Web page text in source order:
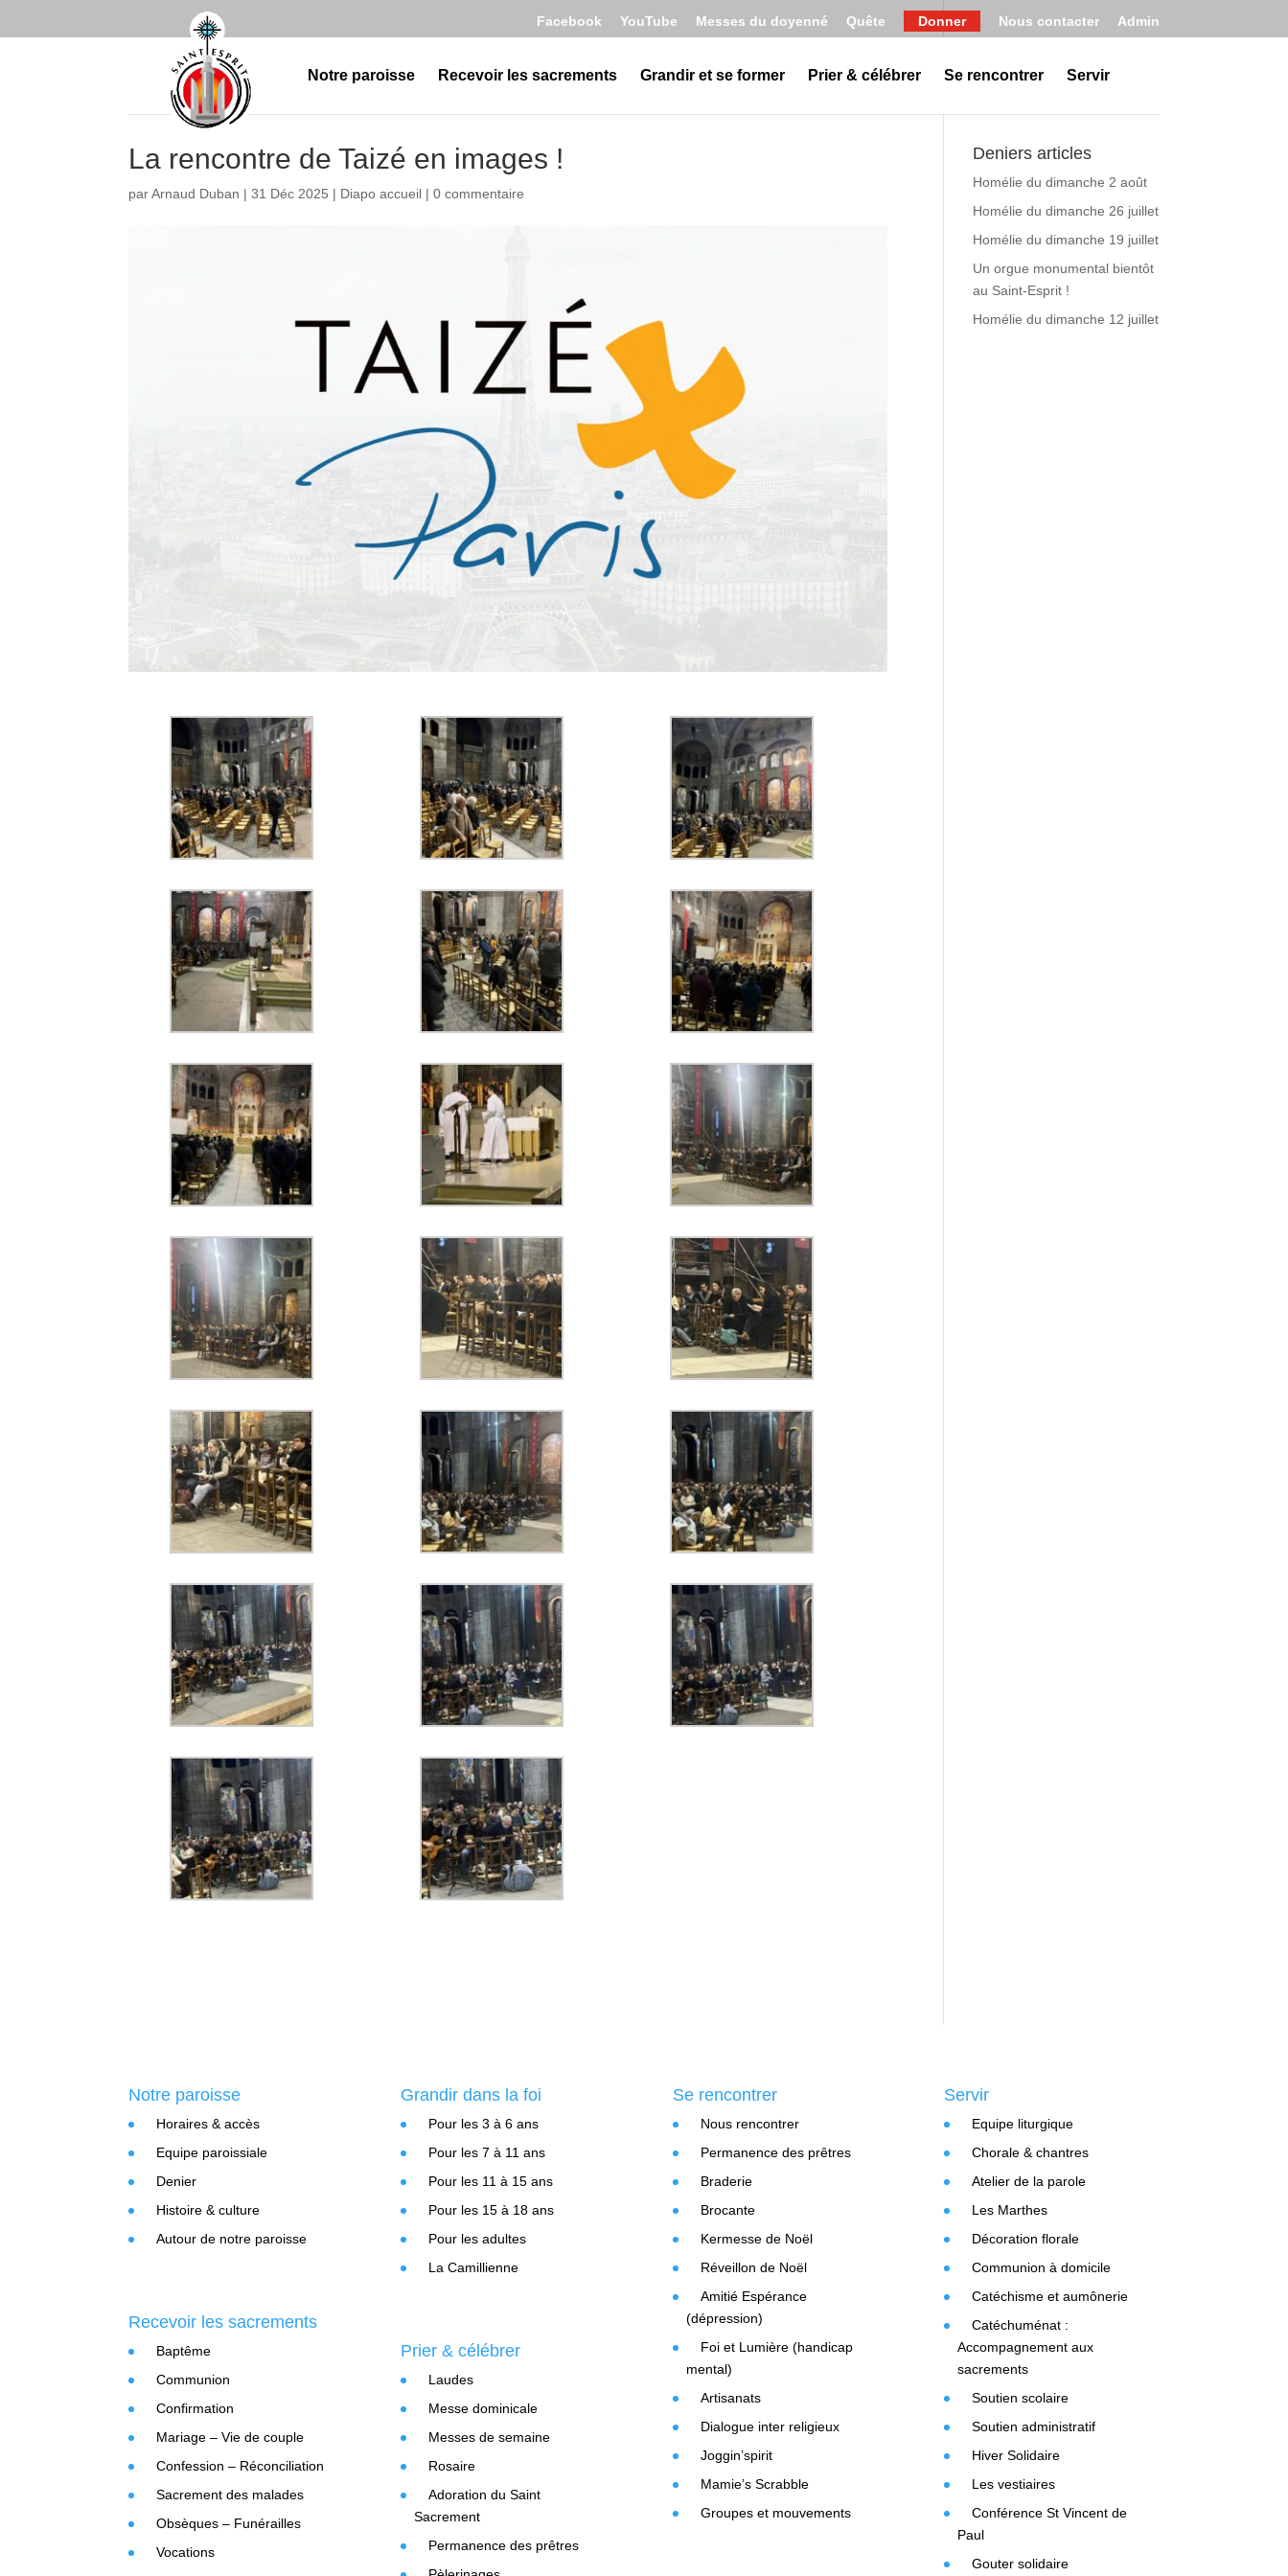
Facebook YouTube Messes du doyenné Quête Donner Nous contacter Admin
Notre paroisse Recevoir les sacrements Grandir et se former Prier & célébrer Se rencontrer Servir
La rencontre de Taizé en images !
parArnaud Duban |31 Déc 2025 | Diapo accueil |0 commentaire
Deniers articles
Homélie du dimanche 2 août
Homélie du dimanche 26 juillet
Homélie du dimanche 19 juillet
Un orgue monumental bientôt
au Saint-Esprit !
Homélie du dimanche 12 juillet
Notre paroisse
Horaires & accès
Equipe paroissiale
Denier
Histoire & culture
Autour de notre paroisse
Recevoir les sacrements
Baptême
Communion
Confirmation
Mariage – Vie de couple
Confession – Réconciliation
Sacrement des malades
Obsèques – Funérailles
Vocations
Grandir dans la foi
Pour les 3 à 6 ans
Pour les 7 à 11 ans
Pour les 11 à 15 ans
Pour les 15 à 18 ans
Pour les adultes
La Camillienne
Prier & célébrer
Laudes
Messe dominicale
Messes de semaine
Rosaire
Adoration du Saint
Sacrement
Permanence des prêtres
Se rencontrer
Nous rencontrer
Permanence des prêtres
Braderie
Brocante
Kermesse de Noël
Réveillon de Noël
Amitié Espérance
(dépression)
Foi et Lumière (handicap
mental)
Artisanats
Dialogue inter religieux
Joggin’spirit
Mamie’s Scrabble
Groupes et mouvements
Servir
Equipe liturgique
Chorale & chantres
Atelier de la parole
Les Marthes
Décoration florale
Communion à domicile
Catéchisme et aumônerie
Catéchuménat :
Accompagnement aux
sacrements
Soutien scolaire
Soutien administratif
Hiver Solidaire
Les vestiaires
Conférence St Vincent de
Paul
Gouter solidaire